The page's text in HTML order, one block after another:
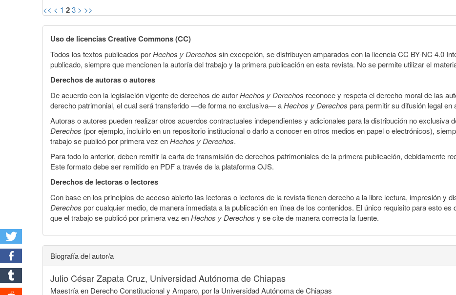
<< < 1 23 > >>
Uso de licencias Creative Commons (CC)
Todos los textos publicados porHechos y Derechos sin excepción, se distribuyen amparados con la licencia CC BY-NC 4.0
publicado, siempre que mencionen la autoría del trabajo y la primera publicación en esta revista. No se permite utilizar el
Derechos de autoras o autores
De acuerdo con la legislación vigente de derechos de autorHechos y Derechos reconoce y respeta el derecho moral de las
derecho patrimonial, el cual será transferido —de forma no exclusiva— aHechos y Derechos para permitir su difusión legal en
Autoras o autores pueden realizar otros acuerdos contractuales independientes y adicionales para la distribución no exclusiva
Derechos (por ejemplo, incluirlo en un repositorio institucional o darlo a conocer en otros medios en papel o electrónicos),
trabajo se publicó por primera vez enHechos y Derechos.
Para todo lo anterior, deben remitir la carta de transmisión de derechos patrimoniales de la primera publicación, debidamente
Este formato debe ser remitido en PDF a través de la plataforma OJS.
Derechos de lectoras o lectores
Con base en los principios de acceso abierto las lectoras o lectores de la revista tienen derecho a la libre lectura, impresión y
Derechos por cualquier medio, de manera inmediata a la publicación en línea de los contenidos. El único requisito para esto
que el trabajo se publicó por primera vez enHechos y Derechos y se cite de manera correcta la fuente.
Biografía del autor/a
Julio César Zapata Cruz, Universidad Autónoma de Chiapas
Maestría en Derecho Constitucional y Amparo, por la Universidad Autónoma de Chiapas